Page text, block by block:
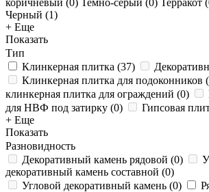
коричневый (0) Темно-серый (0) Терракот (
Черный (1)
+ Еще
Показать
Тип
Клинкерная плитка (37)
Клинкерная плитка для подоконников (
клинкерная плитка для ограждений (0)
для НВФ под затирку (0) Гипсовая
+ Еще
Показать
Разновидность
Декоративный камень рядовой (0)
декоративный камень составной (0)
Угловой декоративный камень (0)